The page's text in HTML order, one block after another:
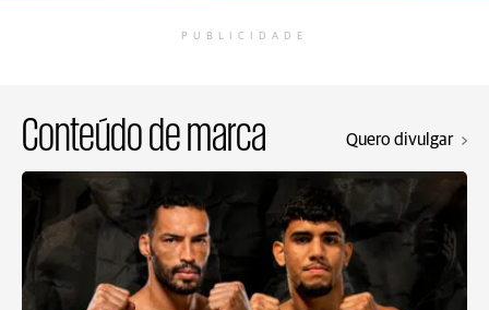
PUBLICIDADE
Conteúdo de marca Quero divulgar